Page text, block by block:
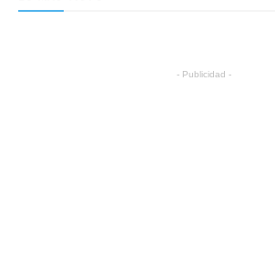
- Publicidad -